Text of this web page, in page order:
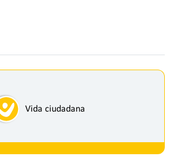
Vida ciudadana